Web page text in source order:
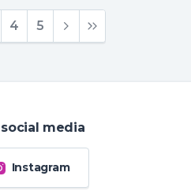
4 5
media
Instagram